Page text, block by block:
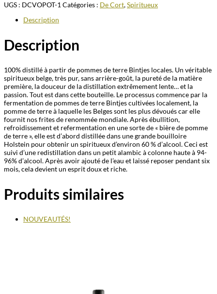
UGS : DCVOPOT-1 Catégories : De Cort,Spiritueux
Description
Description
100% distillé à partir de pommes de terre Bintjes locales. Un véritable
spiritueux belge, très pur, sans arrière-goût, la pureté de la matière
première, la douceur de la distillation extrêmement lente… et la
passion. Tout est dans cette bouteille. Le processus commence par la
fermentation de pommes de terre Bintjes cultivées localement, la
pomme de terre à laquelle les Belges sont les plus dévoués car elle
fournit nos frites de renommée mondiale. Après ébullition,
refroidissement et refermentation en une sorte de « bière de pomme
de terre », elle est d’abord distillée dans une grande bouilloire
Holstein pour obtenir un spiritueux d’environ 60 % d’alcool. Ceci est
suivi d’une redistillation dans un petit alambic à colonne haute à 94-
96% d’alcool. Après avoir ajouté de l’eau et laissé reposer pendant six
mois, cela devient un esprit doux et riche.
Produits similaires
NOUVEAUTÉS!